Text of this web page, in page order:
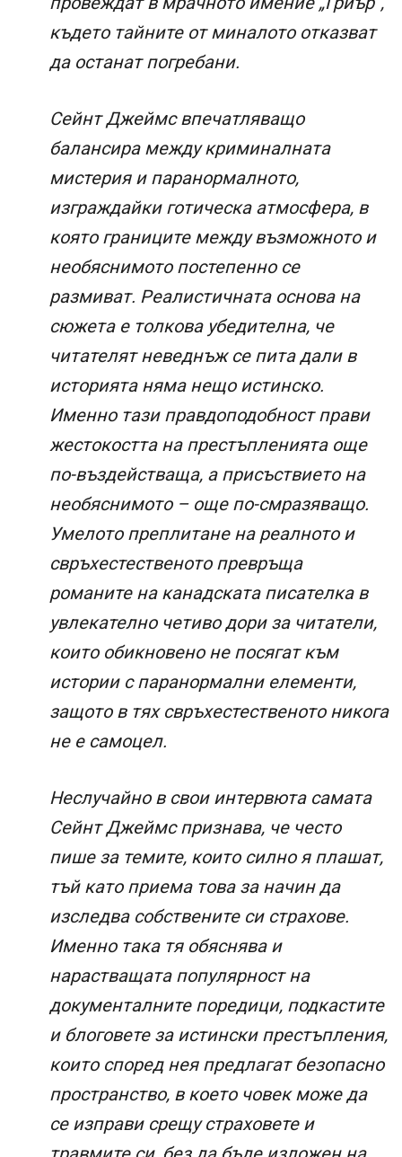
където тайните от миналото отказват
да останат погребани.
Сейнт Джеймс впечатляващо
балансира между криминалната
мистерия и паранормалното,
изграждайки готическа атмосфера, в
която границите между възможното и
необяснимото постепенно се
размиват. Реалистичната основа на
сюжета е толкова убедителна, че
читателят неведнъж се пита дали в
историята няма нещо истинско.
Именно тази правдоподобност прави
жестокостта на престъпленията още
по-въздействаща, а присъствието на
необяснимото – още по-смразяващо.
Умелото преплитане на реалното и
свръхестественото превръща
романите на канадската писателка в
увлекателно четиво дори за читатели,
които обикновено не посягат към
истории с паранормални елементи,
защото в тях свръхестественото никога
не е самоцел.
Неслучайно в свои интервюта самата
Сейнт Джеймс признава, че често
пише за темите, които силно я плашат,
тъй като приема това за начин да
изследва собствените си страхове.
Именно така тя обяснява и
нарастващата популярност на
документалните поредици, подкастите
и блоговете за истински престъпления,
които според нея предлагат безопасно
пространство, в което човек може да
се изправи срещу страховете и